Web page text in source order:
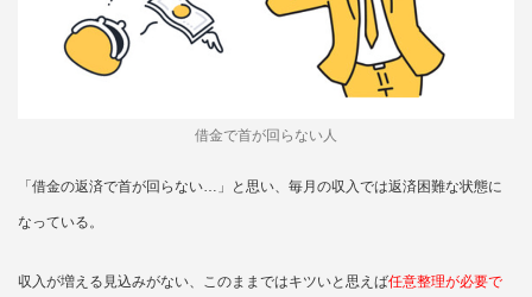
借金で首が回らない人
「借金の返済で首が回らない…」と思い、毎月の収入では返済困難な状態に
なっている。
収入が増える見込みがない、このままではキツいと思えば任意整理が必要で